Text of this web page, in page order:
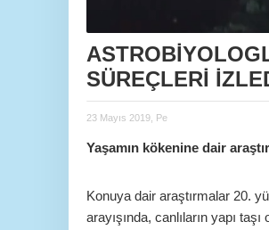
SÜREÇLERİ
23 Mayıs 2019, Pe
Yaşamın kökenine dair
Konuya dair araştırmalar 20.
arayışında, canlıların yapı